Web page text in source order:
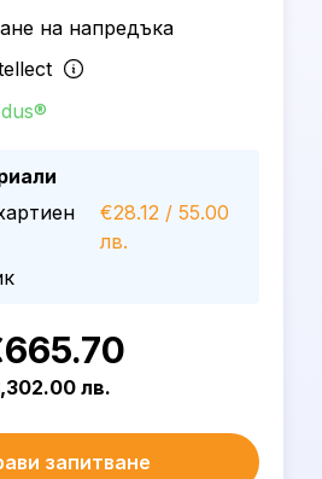
на напредъка
€28.12 / 55.00
лв.
лв.
запитване